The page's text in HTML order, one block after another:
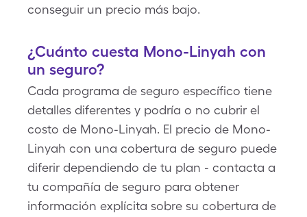
conseguir un precio más bajo.
¿Cuánto cuesta Mono-Linyah con
un seguro?
Cada programa de seguro específico tiene
detalles diferentes y podría o no cubrir el
costo de Mono-Linyah. El precio de Mono-
Linyah con una cobertura de seguro puede
diferir dependiendo de tu plan - contacta a
tu compañía de seguro para obtener
información explícita sobre su cobertura de